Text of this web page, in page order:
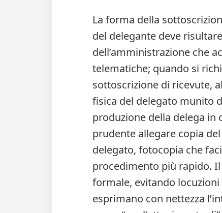
La forma della
del delegante deve
dell’amministrazione che
telematiche; quando si
sottoscrizione di ricevute,
fisica del delegato munito
produzione della delega in
prudente allegare copia
delegato, fotocopia che
procedimento più rapido.
formale, evitando
esprimano con nettezza